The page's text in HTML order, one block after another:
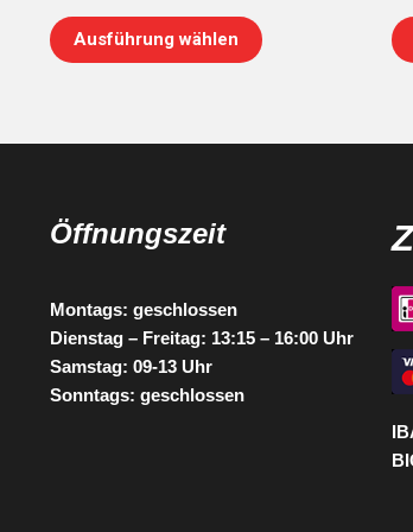
Ausführung wählen
Öffnungszeit
Montags: geschlossen
Dienstag – Freitag: 13:15 – 16:00 Uhr
Samstag: 09-13 Uhr
Sonntags: geschlossen